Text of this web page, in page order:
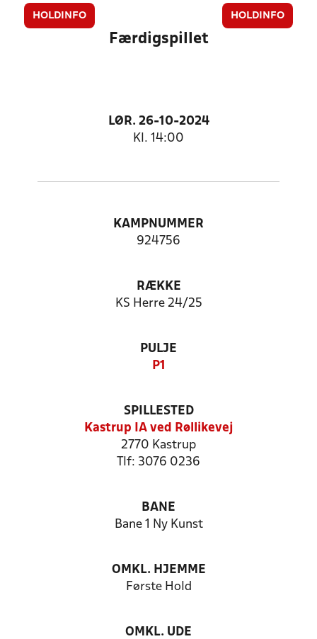
HOLDINFO HOLDINFO
Færdigspillet
LØR. 26-10-2024
Kl. 14:00
KAMPNUMMER
924756
RÆKKE
KS Herre 24/25
PULJE
P1
SPILLESTED
Kastrup IA ved Røllikevej
2770 Kastrup
Tlf: 3076 0236
BANE
Bane 1 Ny Kunst
OMKL. HJEMME
Første Hold
OMKL. UDE